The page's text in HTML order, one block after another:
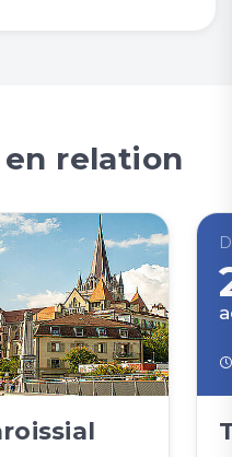
relation